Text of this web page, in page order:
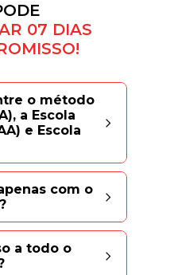
07 DIAS
o método
a Escola
e Escola
(AA) é o curso que
do defensor
Porto, aprovado
de alunos. A partir
Até a Aprovação
o material jurídico
em vídeo aula
com o
poesia são
nas aulas
atualizados.
a todo o